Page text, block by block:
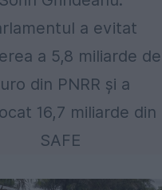
a evitat
a 5,8 miliarde de
din PNRR și a
16,7 miliarde din
SAFE